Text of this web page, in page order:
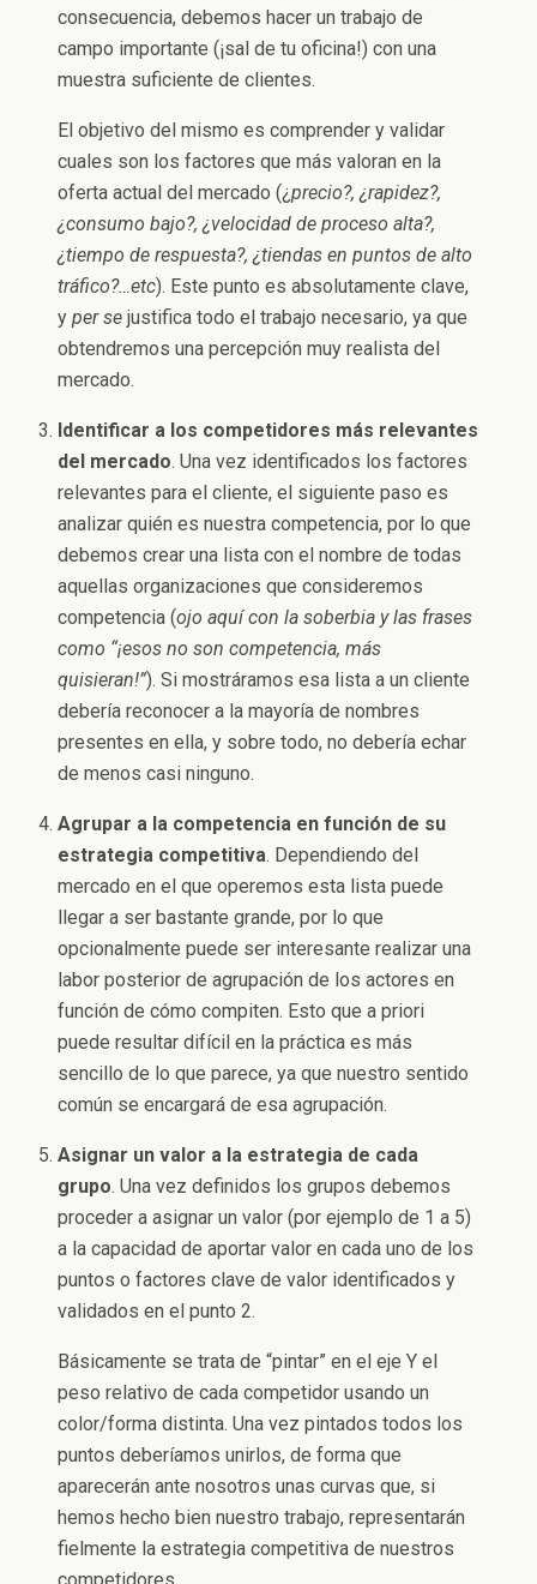
consecuencia, debemos hacer un trabajo de
campo importante (¡sal de tu oficina!) con una
muestra suficiente de clientes.
El objetivo del mismo es comprender y validar
cuales son los factores que más valoran en la
oferta actual del mercado (¿precio?, ¿rapidez?,
¿consumo bajo?, ¿velocidad de proceso alta?,
¿tiempo de respuesta?, ¿tiendas en puntos de alto
tráfico?…etc). Este punto es absolutamente clave,
yper sejustifica todo el trabajo necesario, ya que
obtendremos una percepción muy realista del
mercado.
Identificar a los competidores más relevantes
del mercado. Una vez identificados los factores
relevantes para el cliente, el siguiente paso es
analizar quién es nuestra competencia, por lo que
debemos crear una lista con el nombre de todas
aquellas organizaciones que consideremos
competencia (ojo aquí con la soberbia y las frases
como “¡esos no son competencia, más
quisieran!”). Si mostráramos esa lista a un cliente
debería reconocer a la mayoría de nombres
presentes en ella, y sobre todo, no debería echar
de menos casi ninguno.
Agrupar a la competencia en función de su
estrategia competitiva. Dependiendo del
mercado en el que operemos esta lista puede
llegar a ser bastante grande, por lo que
opcionalmente puede ser interesante realizar una
labor posterior de agrupación de los actores en
función de cómo compiten. Esto que a priori
puede resultar difícil en la práctica es más
sencillo de lo que parece, ya que nuestro sentido
común se encargará de esa agrupación.
Asignar un valor a la estrategia de cada
grupo. Una vez definidos los grupos debemos
proceder a asignar un valor (por ejemplo de 1 a 5)
a la capacidad de aportar valor en cada uno de los
puntos o factores clave de valor identificados y
validados en el punto 2.
Básicamente se trata de “pintar” en el eje Y el
peso relativo de cada competidor usando un
color/forma distinta. Una vez pintados todos los
puntos deberíamos unirlos, de forma que
aparecerán ante nosotros unas curvas que, si
hemos hecho bien nuestro trabajo, representarán
fielmente la estrategia competitiva de nuestros